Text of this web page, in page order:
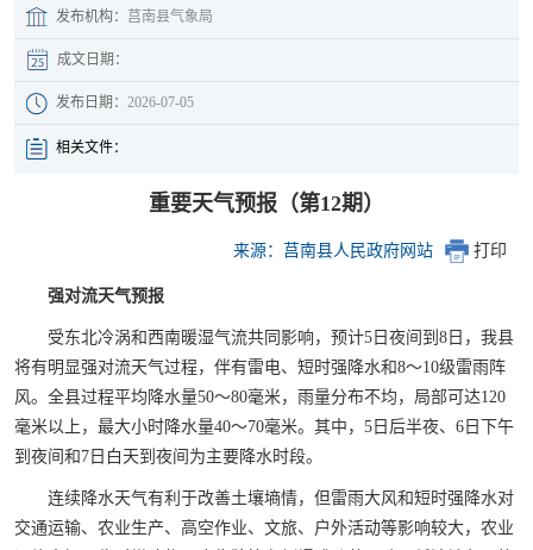
发布机构： 莒南县气象局
成文日期：
发布日期： 2026-07-05
相关文件：
重要天气预报（第12期）
来源：莒南县人民政府网站 打印
强对流天气预报
受东北冷涡和西南暖湿气流共同影响，预计5日夜间到8日，我县
将有明显强对流天气过程，伴有雷电、短时强降水和8～10级雷雨阵
风。全县过程平均降水量50～80毫米，雨量分布不均，局部可达120
毫米以上，最大小时降水量40～70毫米。其中，5日后半夜、6日下午
到夜间和7日白天到夜间为主要降水时段。
连续降水天气有利于改善土壤墒情，但雷雨大风和短时强降水对
交通运输、农业生产、高空作业、文旅、户外活动等影响较大，农业